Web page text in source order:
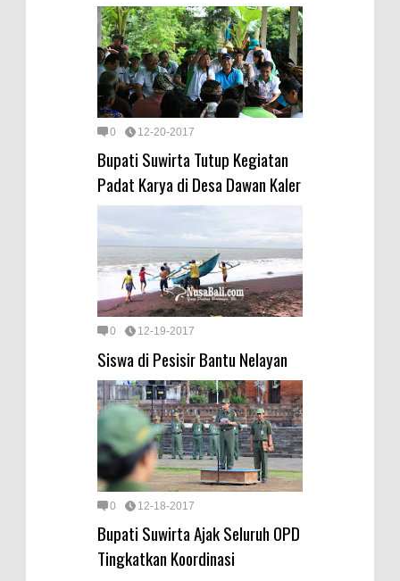
0 12-20-2017
Bupati Suwirta Tutup Kegiatan
Padat Karya di Desa Dawan Kaler
0 12-19-2017
Siswa di Pesisir Bantu Nelayan
0 12-18-2017
Bupati Suwirta Ajak Seluruh OPD
Tingkatkan Koordinasi